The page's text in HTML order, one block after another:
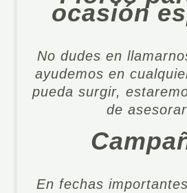
ocasión
No dudes en
ayudemos en
pueda surgir,
de
En fechas